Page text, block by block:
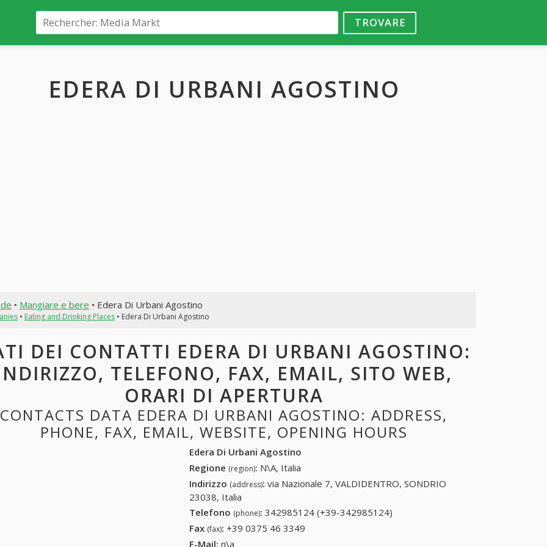
TROVARE
EDERA DI URBANI AGOSTINO
• Mangiare e bere • Edera Di Urbani Agostino
• Eating and Drinking Places• Edera Di Urbani Agostino
DEI CONTATTI EDERA DI URBANI AGOSTINO:
TELEFONO, FAX, EMAIL, SITO WEB,
ORARI DI APERTURA
CONTACTS DATA EDERA DI URBANI AGOSTINO: ADDRESS,
PHONE, FAX, EMAIL, WEBSITE, OPENING HOURS
Edera Di Urbani Agostino
Regione (region): N\A, Italia
Indirizzo (address): via Nazionale 7, VALDIDENTRO, SONDRIO
23038, Italia
Telefono (phone): 342985124 (+39-342985124)
Fax (fax): +39 0375 46 3349
E-Mail: n\a